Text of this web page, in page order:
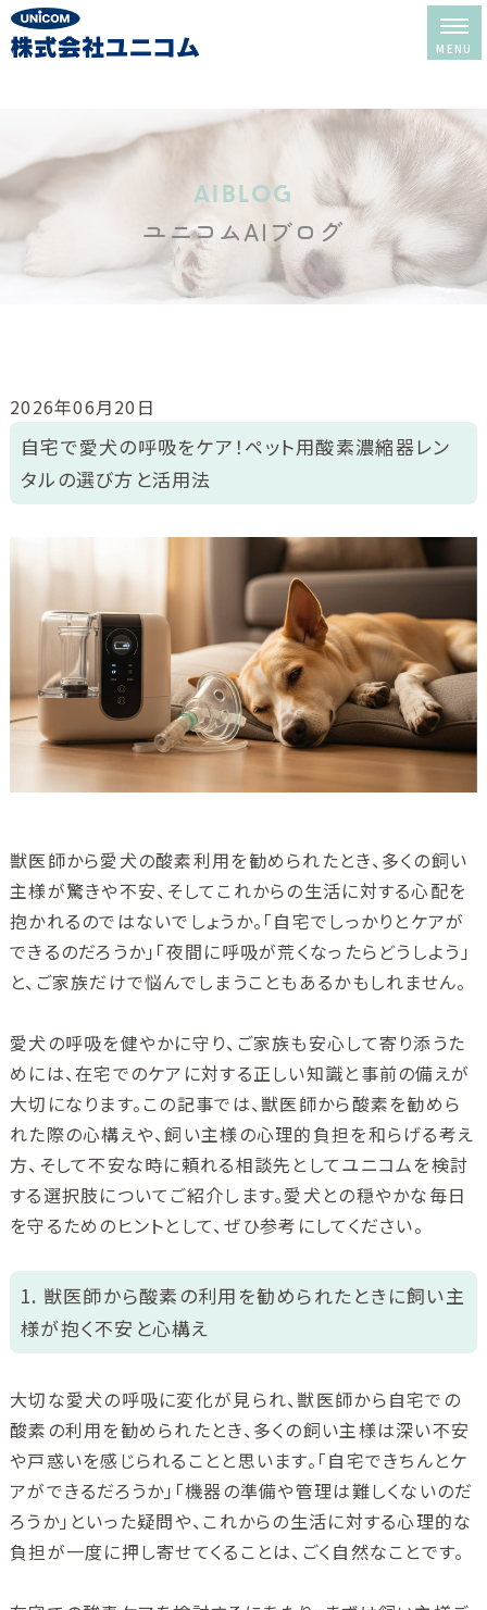
レンタル＆販売
酸素室について
酸素室の選び方
レンタルの流れ
よくある質問
ご利用ガイド
会社情報
アクセス
ブログ
酸素について
ユニコムAIブログ
aiblog
2026年06月20日
自宅で愛犬の呼吸をケア！ペット用酸素濃縮器レン
タルの選び方と活用法
獣医師から愛犬の酸素利用を勧められたとき、多くの飼い
主様が驚きや不安、そしてこれからの生活に対する心配を
抱かれるのではないでしょうか。「自宅でしっかりとケアが
できるのだろうか」「夜間に呼吸が荒くなったらどうしよう」
と、ご家族だけで悩んでしまうこともあるかもしれません。
愛犬の呼吸を健やかに守り、ご家族も安心して寄り添うた
めには、在宅でのケアに対する正しい知識と事前の備えが
大切になります。この記事では、獣医師から酸素を勧めら
れた際の心構えや、飼い主様の心理的負担を和らげる考え
方、そして不安な時に頼れる相談先としてユニコムを検討
する選択肢についてご紹介します。愛犬との穏やかな毎日
を守るためのヒントとして、ぜひ参考にしてください。
1. 獣医師から酸素の利用を勧められたときに飼い主
様が抱く不安と心構え
大切な愛犬の呼吸に変化が見られ、獣医師から自宅での
酸素の利用を勧められたとき、多くの飼い主様は深い不安
や戸惑いを感じられることと思います。「自宅できちんとケ
アができるだろうか」「機器の準備や管理は難しくないのだ
ろうか」といった疑問や、これからの生活に対する心理的な
負担が一度に押し寄せてくることは、ごく自然なことです。